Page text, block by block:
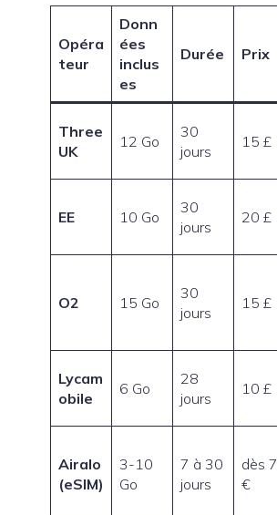
Opéra
teur
Donn
ées
inclus
es
Durée Prix
Three
UK
12 Go
30
jours
15 £
EE 10 Go
30
jours
20 £
O2 15 Go
30
jours
15 £
Lycam
obile
6 Go
28
jours
10 £
Airalo
(eSIM)
3-10
Go
7 à 30
jours
dès 7
€